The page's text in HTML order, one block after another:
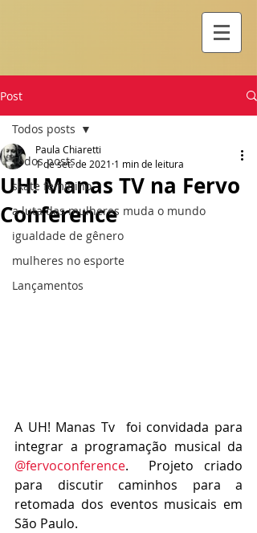
Post
Todos posts
skate feminino
a luta das mulheres muda o mundo
igualdade de gênero
mulheres no esporte
Lançamentos
Todos posts
UH! Manas TV na Fervo
Conference
Paula Chiaretti
1 de set. de 2021 1 min de leitura
A UH! Manas Tv  foi convidada para
@fervoconference.  Projeto criado
para discutir caminhos para a
retomada dos eventos musicais em
São Paulo.